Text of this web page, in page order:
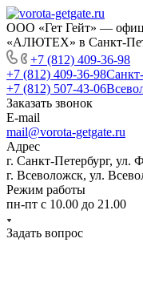
ООО «Гет Гейт» —
«АЛЮТЕХ» в Санкт-
+7 (812) 409-36-98
+7 (812) 409-36-98
+7 (812) 507-43-06
Заказать звонок
E-mail
mail@vorota-getgate.ru
Адрес
г. Санкт-Петербург, ул.
г. Всеволожск, ул.
Режим работы
пн-пт c 10.00 до 21.00
Задать вопрос